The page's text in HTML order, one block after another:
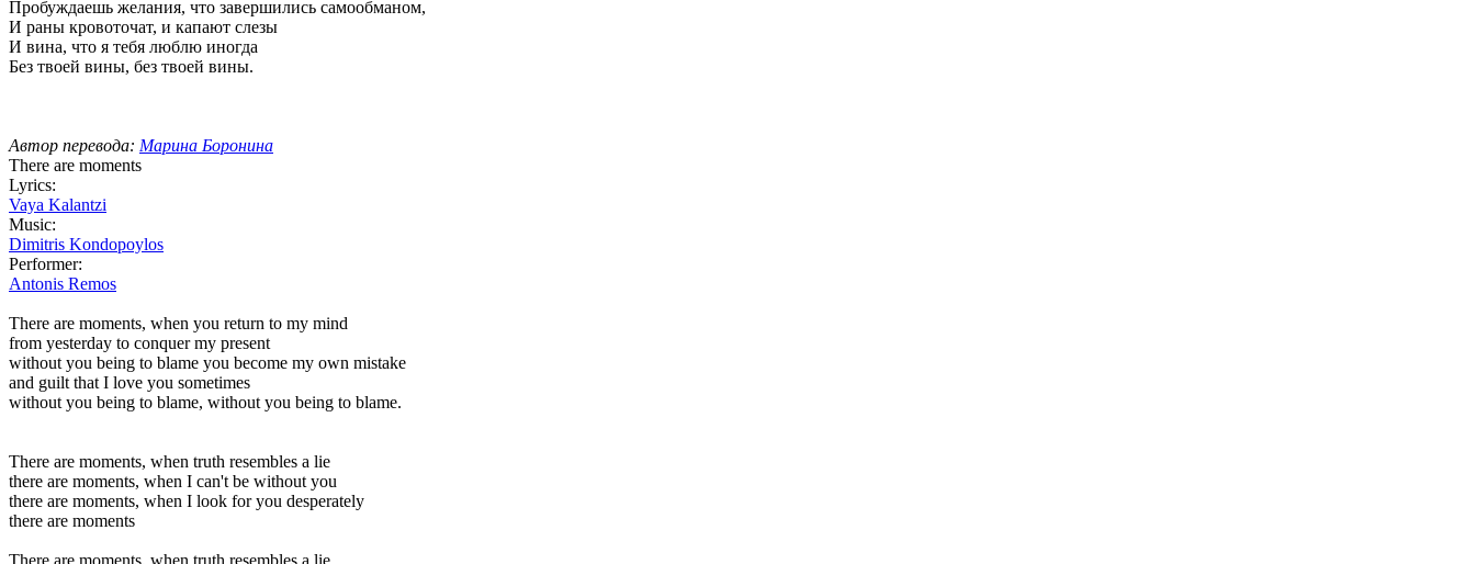
Пробуждаешь желания, что завершились самообманом,
И раны кровоточат, и капают слезы
И вина, что я тебя люблю иногда
Без твоей вины, без твоей вины.
Автор перевода: Марина Боронина
There are moments
Lyrics:
Vaya Kalantzi
Music:
Dimitris Kondopoylos
Performer:
Antonis Remos
There are moments, when you return to my mind
from yesterday to conquer my present
without you being to blame you become my own mistake
and guilt that I love you sometimes
without you being to blame, without you being to blame.
There are moments, when truth resembles a lie
there are moments, when I can't be without you
there are moments, when I look for you desperately
there are moments
There are moments, when truth resembles a lie